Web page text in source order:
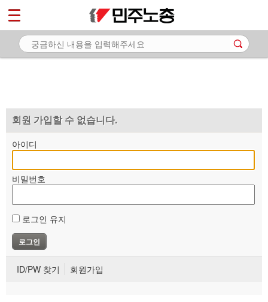
회원 가입할 수 없습니다.
아이디
비밀번호
로그인 유지
ID/PW 찾기 회원가입
마이페이지
소개
자료
부설기관